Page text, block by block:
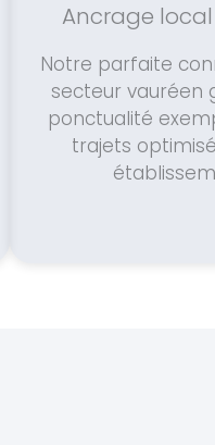
Ancrage
Notre parfaite
secteur vauréen
ponctualité
trajets